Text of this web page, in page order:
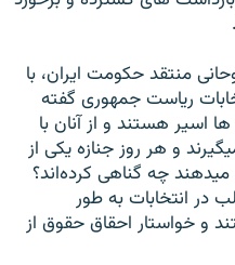
منتقد حکومت ايران، با
رياست جمهوری گفته
اسير هستند و از آنان با
زور و شکنجه اعتراف و مصاحبه می‎گيرند و هر روز جنازه يکی از‏
‏آن عزيزان را به خانواده ها تحويل می‎دهند چه گناهی کرده‌اند؟
در انتخابات به طور‏
و خواستار احقاق حقوق از